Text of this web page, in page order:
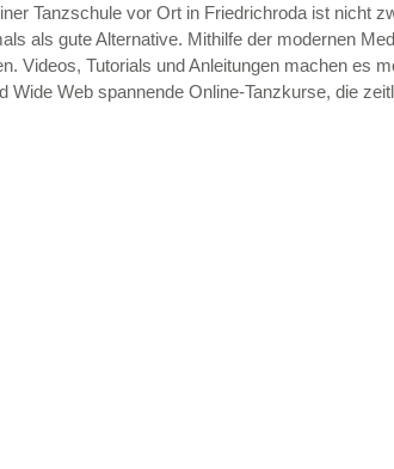
E-Mail*
Tanzschule vor Ort in Friedrichroda ist nicht
als gute Alternative. Mithilfe der modernen
Videos, Tutorials und Anleitungen machen es
Wide Web spannende Online-Tanzkurse, die